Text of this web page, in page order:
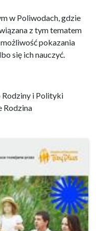
w Poliwodach, gdzie
z tym tematem
pokazania
się ich nauczyć.
i Polityki
Rodzina